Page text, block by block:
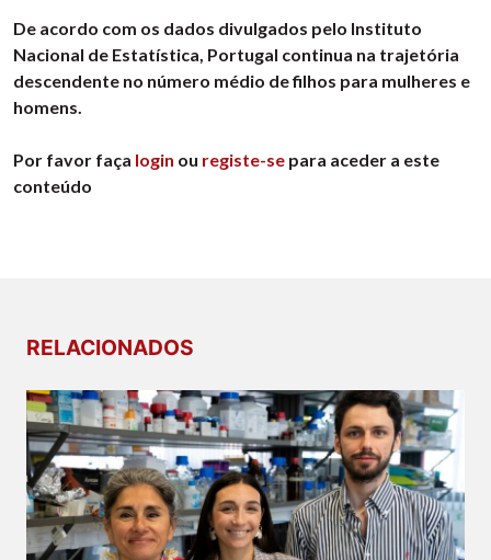
De acordo com os dados divulgados pelo Instituto
Nacional de Estatística, Portugal continua na trajetória
descendente no número médio de filhos para mulheres e
homens.
Por favor faça login ou registe-se para aceder a este
conteúdo
RELACIONADOS